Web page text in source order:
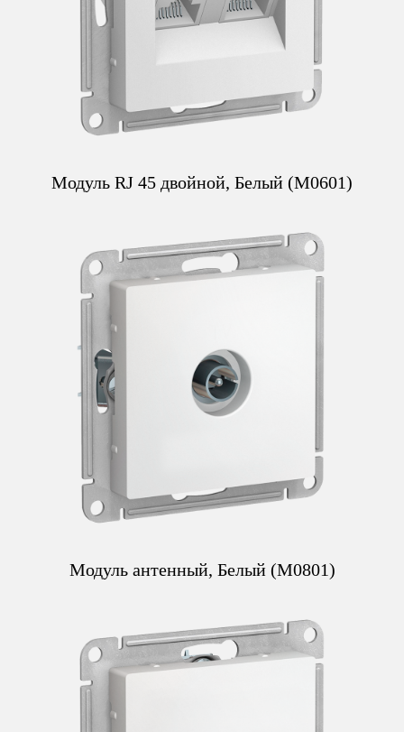
Модуль RJ 45 двойной, Белый (M0601)
Модуль антенный, Белый (M0801)